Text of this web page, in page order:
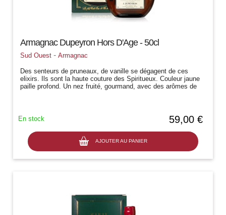
Armagnac Dupeyron Hors D'Age - 50cl
Sud Ouest -Armagnac
Des senteurs de pruneaux, de vanille se dégagent de ces
elixirs. Ils sont la haute couture des Spiritueux. Couleur jaune
paille profond. Un nez fruité, gourmand, avec des arômes de
59,00 €
AJOUTER AU PANIER
En stock